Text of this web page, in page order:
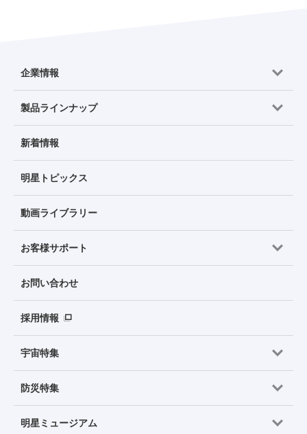
企業情報
製品ラインナップ
新着情報
明星トピックス
動画ライブラリー
お客様サポート
お問い合わせ
採用情報
宇宙特集
防災特集
明星ミュージアム